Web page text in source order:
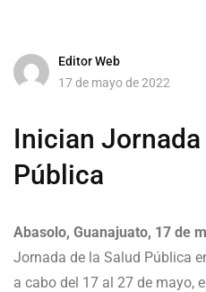
Editor Web
17 de mayo de 2022
Inician Jornada
Pública
Abasolo, Guanajuato, 17 de
Jornada de la Salud Pública
a cabo del 17 al 27 de mayo,